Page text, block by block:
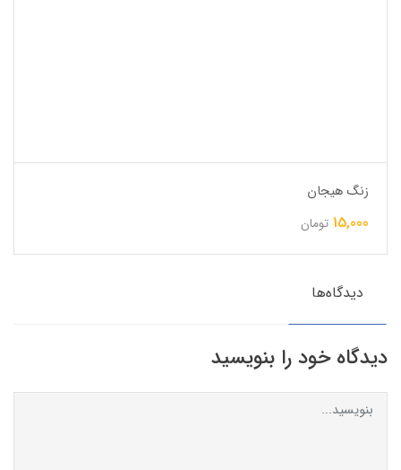
زنگ هیجان
15,000 تومان
دیدگاه‌ها
دیدگاه خود را بنویسید